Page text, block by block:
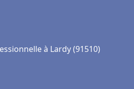
à Lardy (91510)